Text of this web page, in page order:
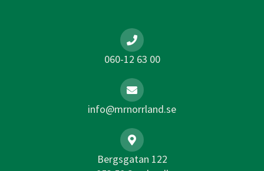
060-12 63 00
info@mrnorrland.se
Bergsgatan 122